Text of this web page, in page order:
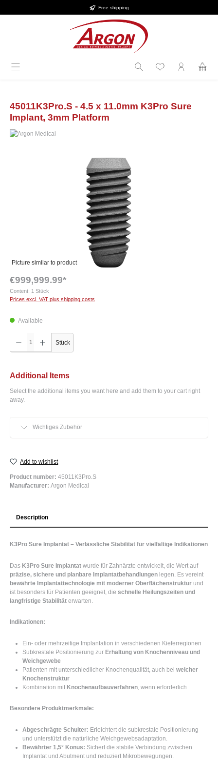
Free shipping
45011K3Pro.S - 4.5 x 11.0mm K3Pro Sure
Implant, 3mm Platform
Picture similar to product
€999,999.99*
Content: 1 Stück
Prices excl. VAT plus shipping costs
Available
Product Quantity: Enter the desired amount or use the buttons to increase or decrease the
Stück
Additional Items
Select the additional items you want here and add them to your cart right
away.
Wichtiges Zubehör
Add to wishlist
Product number: 45011K3Pro.S
Manufacturer: Argon Medical
Description
K3Pro Sure Implantat – Verlässliche Stabilität für vielfältige Indikationen
Das K3Pro Sure Implantat wurde für Zahnärzte entwickelt, die Wert auf
präzise, sichere und planbare Implantatbehandlungen legen. Es vereint
bewährte Implantattechnologie mit moderner Oberflächenstruktur und
ist besonders für Patienten geeignet, die schnelle Heilungszeiten und
langfristige Stabilität erwarten.
Indikationen:
Ein- oder mehrzeitige Implantation in verschiedenen Kieferregionen
Subkrestale Positionierung zur Erhaltung von Knochenniveau und
Weichgewebe
Patienten mit unterschiedlicher Knochenqualität, auch bei weicher
Knochenstruktur
Kombination mit Knochenaufbauverfahren, wenn erforderlich
Besondere Produktmerkmale:
Abgeschrägte Schulter: Erleichtert die subkrestale Positionierung
und unterstützt die natürliche Weichgewebsadaptation.
Bewährter 1,5° Konus: Sichert die stabile Verbindung zwischen
Implantat und Abutment und reduziert Mikrobewegungen.